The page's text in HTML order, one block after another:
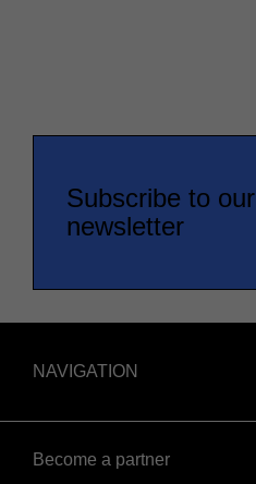
Subscribe to our
newsletter
NAVIGATION
Become a partner